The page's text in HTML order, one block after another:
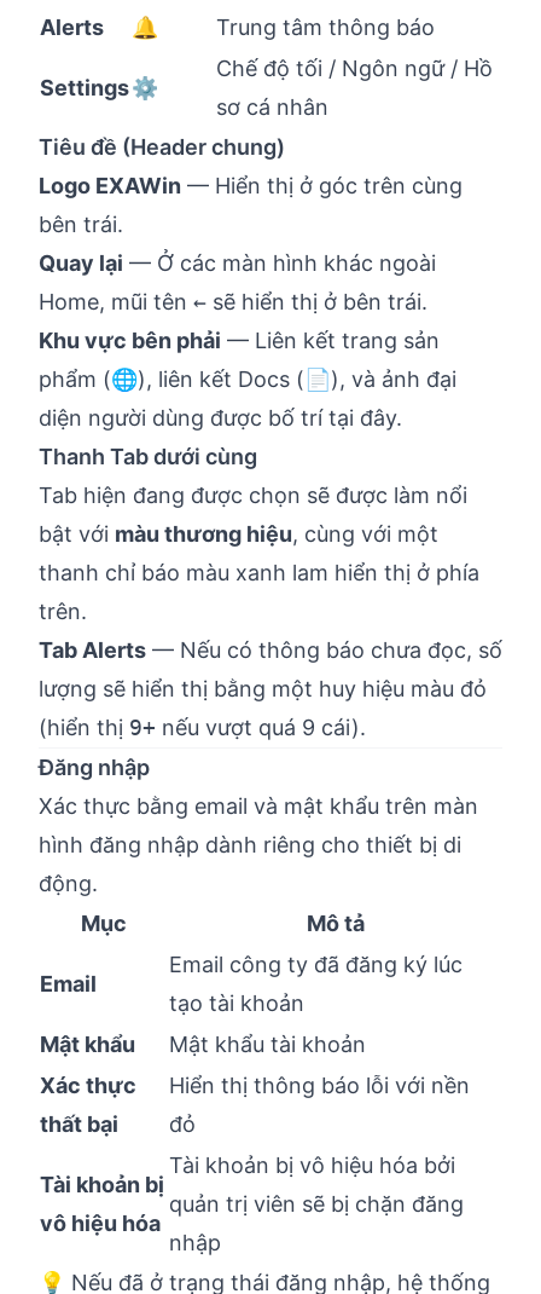
Alerts
🔔 Trung tâm thông báo
Settings⚙
Chế độ tối / Ngôn ngữ / Hồ
sơ cá nhân
Tiêu đề (Header chung)
Logo EXAWin — Hiển thị ở góc trên cùng
bên trái.
Quay lại — Ở các màn hình khác ngoài
Home, mũi tên ← sẽ hiển thị ở bên trái.
Khu vực bên phải — Liên kết trang sản
phẩm (🌐), liên kết Docs (📄), và ảnh đại
diện người dùng được bố trí tại đây.
Thanh Tab dưới cùng
Tab hiện đang được chọn sẽ được làm nổi
bật với màu thương hiệu, cùng với một
thanh chỉ báo màu xanh lam hiển thị ở phía
trên.
Tab Alerts — Nếu có thông báo chưa đọc, số
lượng sẽ hiển thị bằng một huy hiệu màu đỏ
(hiển thị 9+ nếu vượt quá 9 cái).
Đăng nhập
Xác thực bằng email và mật khẩu trên màn
hình đăng nhập dành riêng cho thiết bị di
động.
Mục
Mô tả
Email
Email công ty đã đăng ký lúc
tạo tài khoản
Mật khẩu
Mật khẩu tài khoản
Xác thực
thất bại
Hiển thị thông báo lỗi với nền
đỏ
Tài khoản bị
vô hiệu hóa
Tài khoản bị vô hiệu hóa bởi
quản trị viên sẽ bị chặn đăng
nhập
💡 Nếu đã ở trạng thái đăng nhập, hệ thống